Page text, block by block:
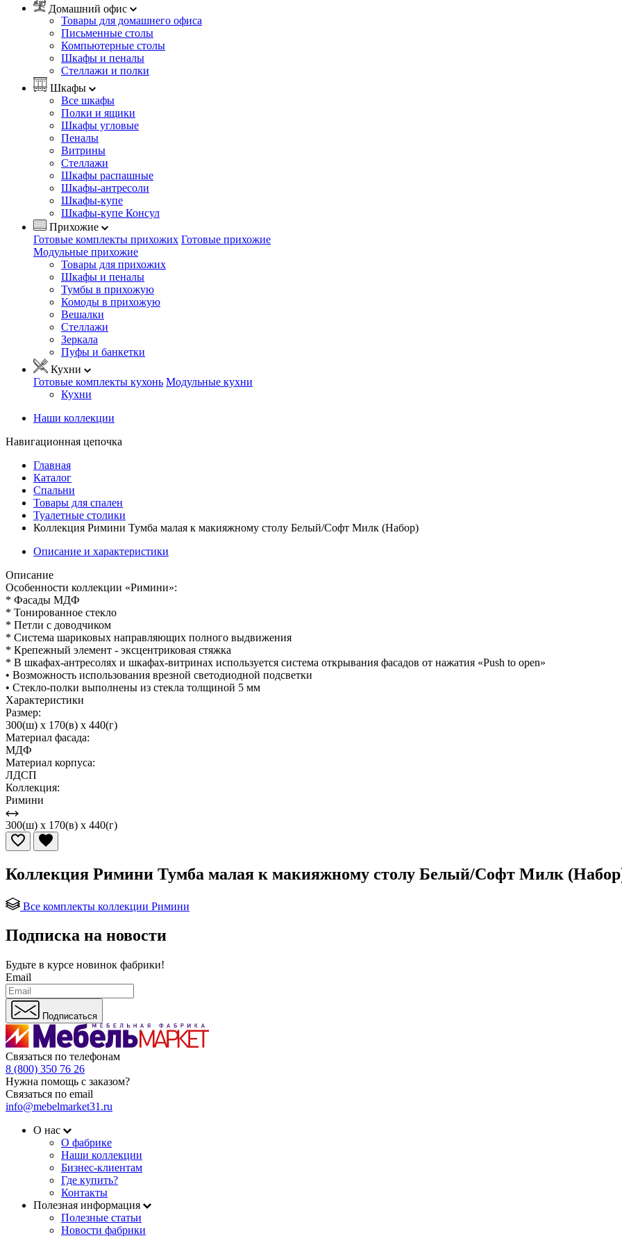
Домашний офис
Товары для домашнего офиса
Письменные столы
Компьютерные столы
Шкафы и пеналы
Стеллажи и полки
Шкафы
Все шкафы
Полки и ящики
Шкафы угловые
Пеналы
Витрины
Стеллажи
Шкафы распашные
Шкафы-антресоли
Шкафы-купе
Шкафы-купе Консул
Прихожие
Готовые комплекты прихожих Готовые прихожие
Модульные прихожие
Товары для прихожих
Шкафы и пеналы
Тумбы в прихожую
Комоды в прихожую
Вешалки
Стеллажи
Зеркала
Пуфы и банкетки
Кухни
Готовые комплекты кухонь Модульные кухни
Кухни
Наши коллекции
Навигационная цепочка
Главная
Каталог
Спальни
Товары для спален
Туалетные столики
Коллекция Римини Тумба малая к макияжному столу Белый/Софт Милк (Набор)
Описание и характеристики
Описание
Особенности коллекции «Римини»:
* Фасады МДФ
* Тонированное стекло
* Петли с доводчиком
* Система шариковых направляющих полного выдвижения
* Крепежный элемент - эксцентриковая стяжка
* В шкафах-антресолях и шкафах-витринах используется система открывания фасадов от нажатия «Push to open»
• Возможность использования врезной светодиодной подсветки
• Стекло-полки выполнены из стекла толщиной 5 мм
Характеристики
Размер:
300(ш) x 170(в) x 440(г)
Материал фасада:
МДФ
Материал корпуса:
ЛДСП
Коллекция:
Римини
300(ш) x 170(в) x 440(г)
Коллекция Римини Тумба малая к макияжному столу Белый/Софт Милк
Все комплекты коллекции Римини
Подписка на новости
Будьте в курсе новинок фабрики!
Email
Подписаться
Связаться по телефонам
8 (800) 350 76 26
Нужна помощь с заказом?
Связаться по email
info@mebelmarket31.ru
О нас
О фабрике
Наши коллекции
Бизнес-клиентам
Где купить?
Контакты
Полезная информация
Полезные статьи
Новости фабрики